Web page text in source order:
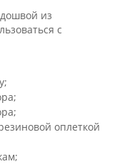
из
с
оплеткой